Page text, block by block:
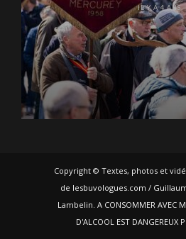
IL Y A 4 ANS
Copyright © Textes, photos et
de lesbuvologues.com /
Lambelin. A CONSOMMER AVEC
D'ALCOOL EST DANGEREUX